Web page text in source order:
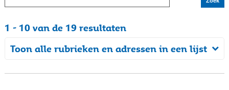
1 - 10 van de 19 resultaten
Toon alle rubrieken en adressen in een lijst